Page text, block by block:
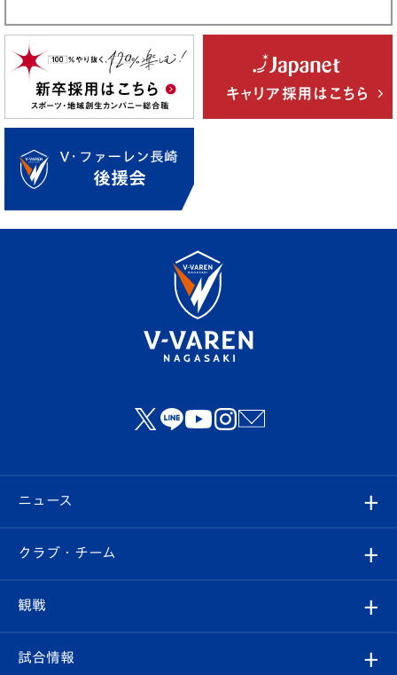
ニュース
すべて
クラブ
クラブ・チーム
観戦
観戦ルール
試合情報